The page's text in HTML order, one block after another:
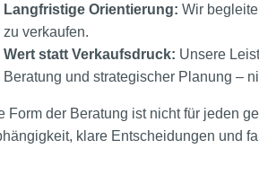
Langfristige Orientierung: Wir
zu verkaufen.
Wert statt Verkaufsdruck: Unsere
Beratung und strategischer Planung –
Form der Beratung ist nicht für jeden
klare Entscheidungen und